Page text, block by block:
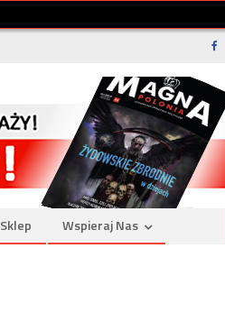
Sklep Wspieraj Nas